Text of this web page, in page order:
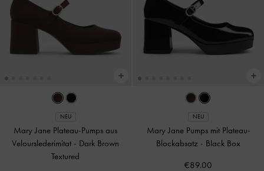
NEU
Mary Jane Plateau-Pumps aus
Velourslederimitat - Dark Brown
Textured
NEU
Mary Jane Pumps mit Plateau-
Blockabsatz - Black Box
€89.00